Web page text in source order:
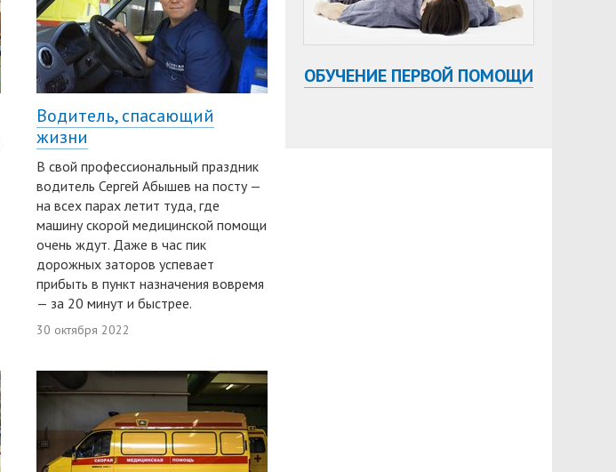
Водитель, спасающий
жизни
В свой профессиональный праздник
водитель Сергей Абышев на посту —
на всех парах летит туда, где
машину скорой медицинской помощи
очень ждут. Даже в час пик
дорожных заторов успевает
прибыть в пункт назначения вовремя
— за 20 минут и быстрее.
30 октября 2022
ОБУЧЕНИЕ ПЕРВОЙ ПОМОЩИ